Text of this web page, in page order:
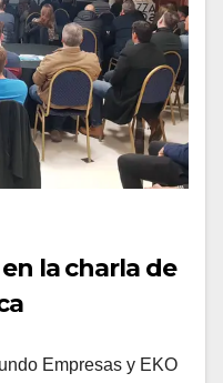
la charla de
Empresas y EKO